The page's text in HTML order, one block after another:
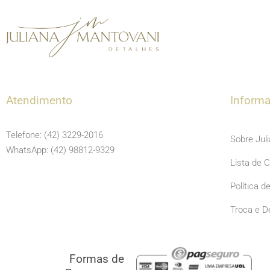
Atendimento
Telefone: (42) 3229-2016
WhatsApp: (42) 98812-9329
Sobre
Lista de
Política
Troca e
Formas de